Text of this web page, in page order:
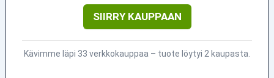
SIIRRY KAUPPAAN
Kävimme läpi 33 verkkokauppaa – tuote löytyi 2 kaupasta.